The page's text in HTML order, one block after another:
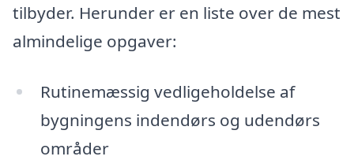
tilbyder. Herunder er en liste over de mest
almindelige opgaver:
Rutinemæssig vedligeholdelse af
bygningens indendørs og udendørs
områder